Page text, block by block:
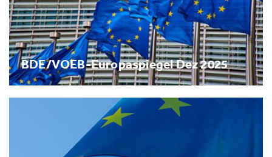
BDE/VOEB-Europaspiegel Dez 2025